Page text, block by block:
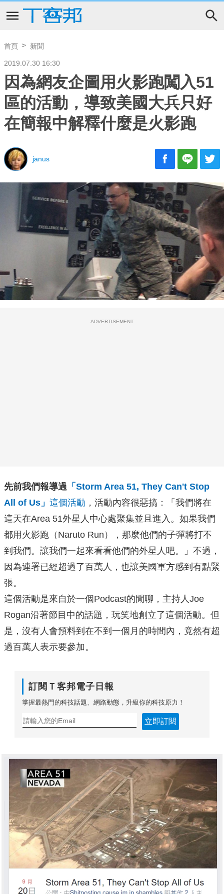
首頁 新聞
2019.07.30 16:30
因為網友企圖用火影跑闖入51
區的活動，導致美國大兵只好
在簡報中解釋什麼是火影跑
janus
ADVERTISEMENT
先前我們報導過 「Storm Area 51, They Can't Stop
All of Us」 這個活動 ，活動內容很惡搞：「我們將在
這天在Area 51外星人中心處聚集並且進入。如果我們
都用火影跑（Naruto Run），那麼他們的子彈將打不
到我們。讓我們一起來看看他們的外星人吧。」不過，
因為連署已經超過了百萬人，也讓美國軍方感到有點緊
張。
這個活動是來自於一個Podcast的閒聊，主持人Joe
Rogan沿著節目中的話題，玩笑地創立了這個活動。但
是，沒有人會預料到在不到一個月的時間內，竟然有超
過百萬人表示要參加。
訂閱Ｔ客邦電子日報
掌握最熱門的科技話題、網路動態，升級你的科技原力！
立即訂閱